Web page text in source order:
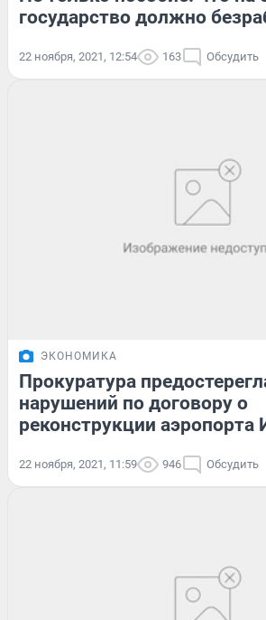
государство должно
22 ноября, 2021, 12:54 163 Обсудить
ЭКОНОМИКА
Прокуратура
нарушений по договору о
реконструкции аэропорта
22 ноября, 2021, 11:59 946 Обсудить